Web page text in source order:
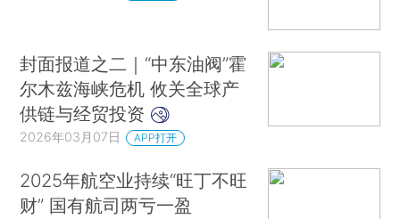
封面报道之二｜“中东油阀”霍
尔木兹海峡危机 攸关全球产
供链与经贸投资
2026年03月07日 APP打开
2025年航空业持续“旺丁不旺
财” 国有航司两亏一盈